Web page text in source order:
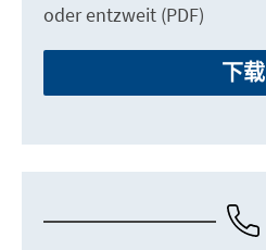
oder entzweit (PDF)
下载